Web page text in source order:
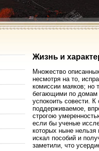
Жизнь и
Множество
несмотря на то,
комиссии маяков; но
бегающими по домам
успокоить совести.
поддерживаемое,
строгою
если бы ученые
которых ныне нельзя
искал пособий и
заметили, что